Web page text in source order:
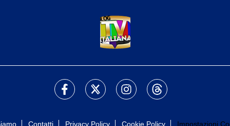
Contatti Privacy Policy Cookie Policy Impostazioni